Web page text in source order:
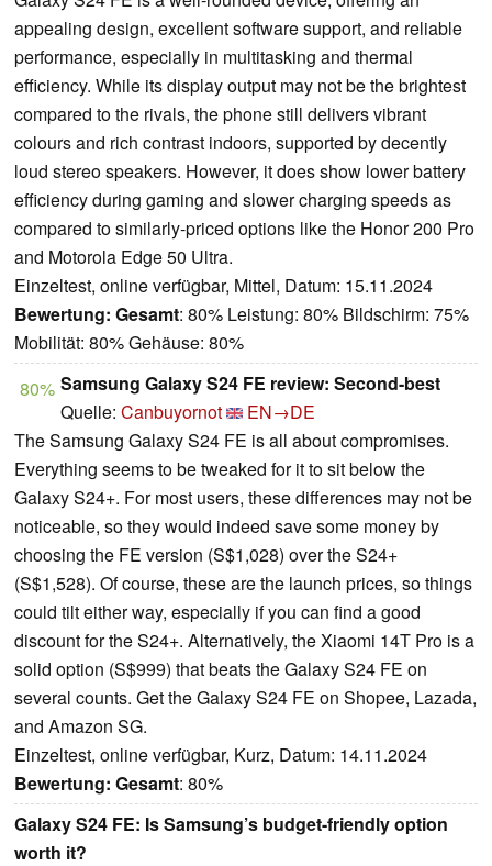
appealing design, excellent software support, and reliable
performance, especially in multitasking and thermal
efficiency. While its display output may not be the brightest
compared to the rivals, the phone still delivers vibrant
colours and rich contrast indoors, supported by decently
loud stereo speakers. However, it does show lower battery
efficiency during gaming and slower charging speeds as
compared to similarly-priced options like the Honor 200 Pro
and Motorola Edge 50 Ultra.
Einzeltest, online verfügbar, Mittel, Datum: 15.11.2024
Bewertung: Gesamt: 80% Leistung: 80% Bildschirm: 75%
Mobilität: 80% Gehäuse: 80%
80% Samsung Galaxy S24 FE review: Second-best
Quelle: Canbuyornot
EN→DE
The Samsung Galaxy S24 FE is all about compromises.
Everything seems to be tweaked for it to sit below the
Galaxy S24+. For most users, these differences may not be
noticeable, so they would indeed save some money by
choosing the FE version (S$1,028) over the S24+
(S$1,528). Of course, these are the launch prices, so things
could tilt either way, especially if you can find a good
discount for the S24+. Alternatively, the Xiaomi 14T Pro is a
solid option (S$999) that beats the Galaxy S24 FE on
several counts. Get the Galaxy S24 FE on Shopee, Lazada,
and Amazon SG.
Einzeltest, online verfügbar, Kurz, Datum: 14.11.2024
Bewertung: Gesamt: 80%
Galaxy S24 FE: Is Samsung’s budget-friendly option
worth it?